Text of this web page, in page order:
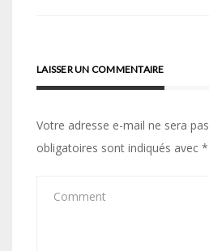
LAISSER UN COMMENTAIRE
Votre adresse e-mail ne sera
obligatoires sont indiqués avec *